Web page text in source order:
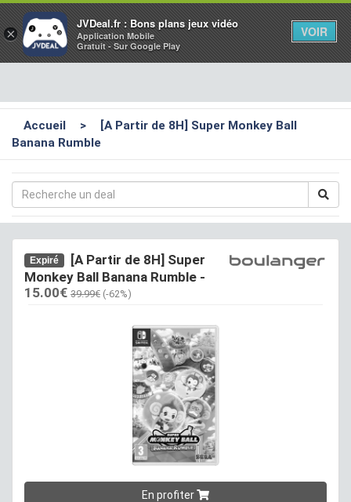
×
JVDeal.fr : Bons plans jeux vidéo
Application Mobile
Gratuit - Sur Google Play
VOIR
Accueil >
[A Partir de 8H] Super Monkey Ball
Banana Rumble
Expiré
[A Partir de 8H] Super
Monkey Ball Banana Rumble -
15.00€ 39.99€ (-62%)
En profiter